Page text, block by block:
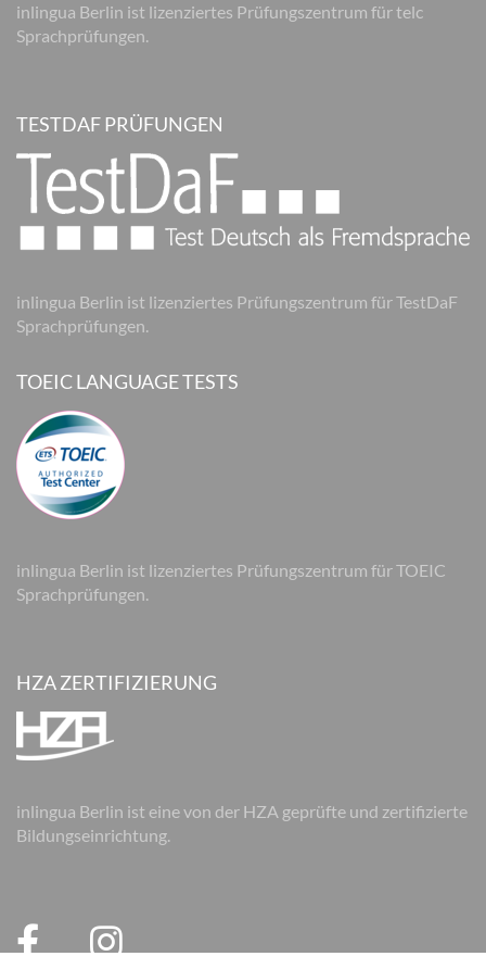
inlingua Berlin ist lizenziertes Prüfungszentrum für telc
Sprachprüfungen.
TESTDAF PRÜFUNGEN
inlingua Berlin ist lizenziertes Prüfungszentrum für TestDaF
Sprachprüfungen.
TOEIC LANGUAGE TESTS
inlingua Berlin ist lizenziertes Prüfungszentrum für TOEIC
Sprachprüfungen.
HZA ZERTIFIZIERUNG
inlingua Berlin ist eine von der HZA geprüfte und zertifizierte
Bildungseinrichtung.